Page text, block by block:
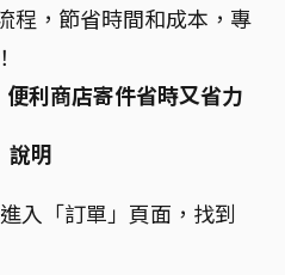
程，節省時間和成本，專
利商店寄件省時又省力
說明
入「訂單」頁面，找到